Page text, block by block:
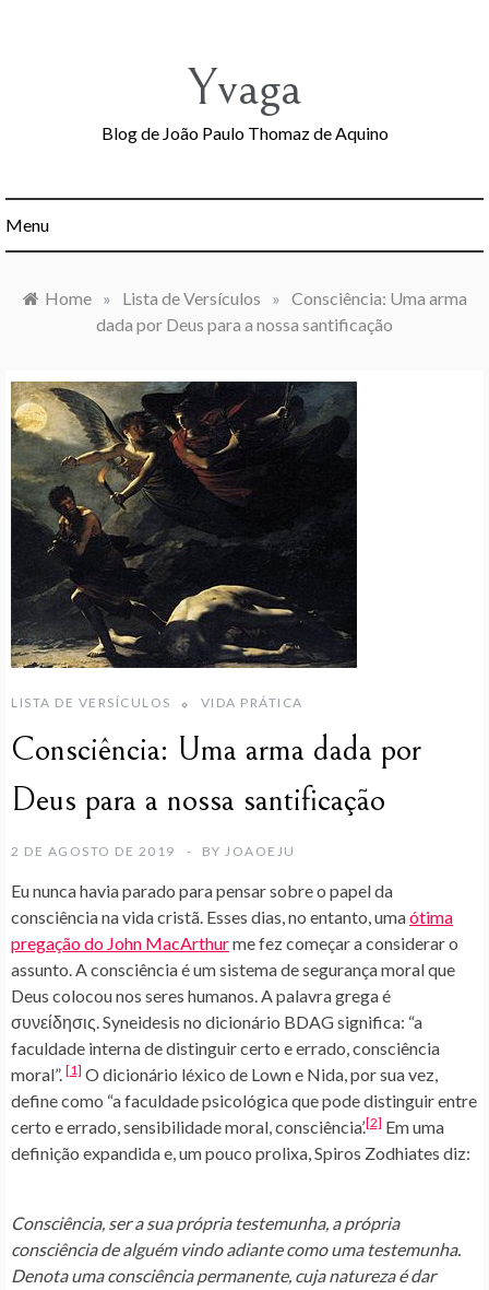
Yvaga
Blog de João Paulo Thomaz de Aquino
Menu
Home » Lista de Versículos » Consciência: Uma arma
dada por Deus para a nossa santificação
LISTA DE VERSÍCULOS VIDA PRÁTICA
Consciência: Uma arma dada por
Deus para a nossa santificação
2 DE AGOSTO DE 2019 BY JOAOEJU
Eu nunca havia parado para pensar sobre o papel da
consciência na vida cristã. Esses dias, no entanto, umaótima
pregação do John MacArthurme fez começar a considerar o
assunto. A consciência é um sistema de segurança moral que
Deus colocou nos seres humanos. A palavra grega é
συνείδησις. Syneidesis no dicionário BDAG significa: “a
faculdade interna de distinguir certo e errado, consciência
moral”. [1] O dicionário léxico de Lown e Nida, por sua vez,
define como “a faculdade psicológica que pode distinguir entre
certo e errado, sensibilidade moral, consciência’.[2] Em uma
definição expandida e, um pouco prolixa, Spiros Zodhiates diz:
Consciência, ser a sua própria testemunha, a própria
consciência de alguém vindo adiante como uma testemunha.
Denota uma consciência permanente, cuja natureza é dar